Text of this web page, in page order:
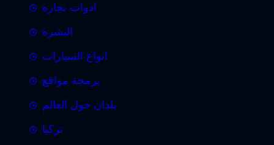
ادوات نجارة
البشرة
انواع السيارات
برمجة مواقع
بلدان حول العالم
تركيا